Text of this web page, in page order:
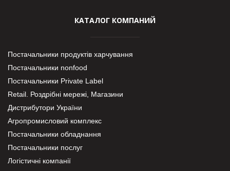
КАТАЛОГ КОМПАНИЙ
Постачальники продуктів харчування
Постачальники nonfood
Постачальники Private Label
Retail. Роздрібні мережі, Магазини
Дистрибутори України
Агропромисловий комплекс
Постачальники обладнання
Постачальники послуг
Логістичні компанії